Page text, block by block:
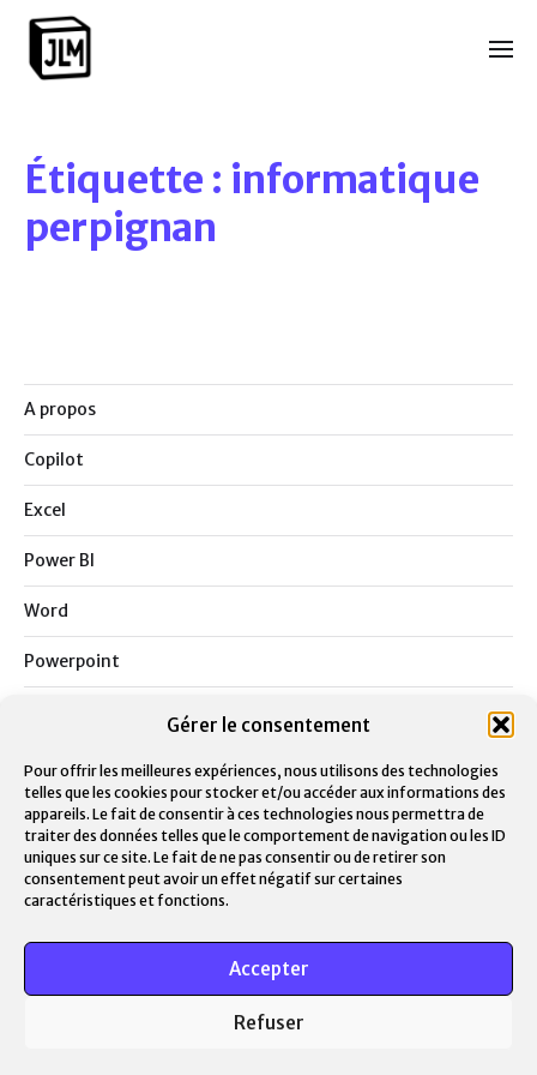
Gérer le consentement
Pour offrir les meilleures expériences, nous utilisons des technologies
telles que les cookies pour stocker et/ou accéder aux informations des
appareils. Le fait de consentir à ces technologies nous permettra de
traiter des données telles que le comportement de navigation ou les ID
uniques sur ce site. Le fait de ne pas consentir ou de retirer son
consentement peut avoir un effet négatif sur certaines
caractéristiques et fonctions.
Accepter
Refuser
Étiquette : informatique
perpignan
A propos
Copilot
Excel
Power BI
Word
Powerpoint
Teams
Notion
Google
Masterclass